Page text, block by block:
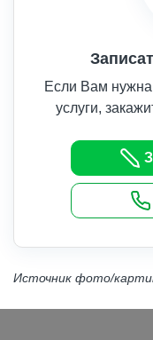
Если Вам
услуги,
Источник фото/